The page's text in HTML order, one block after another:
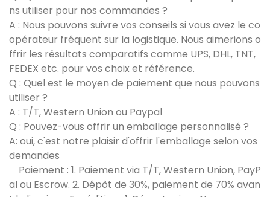
ns utiliser pour nos commandes ?
A : Nous pouvons suivre vos conseils si vous avez le co
opérateur fréquent sur la logistique. Nous aimerions o
ffrir les résultats comparatifs comme UPS, DHL, TNT,
FEDEX etc. pour vos choix et référence.
Q : Quel est le moyen de paiement que nous pouvons
utiliser ?
A : T/T, Western Union ou Paypal
Q : Pouvez-vous offrir un emballage personnalisé ?
A: oui, c'est notre plaisir d'offrir l'emballage selon vos
demandes
Paiement : 1. Paiement via T/T, Western Union, PayP
al ou Escrow. 2. Dépôt de 30%, paiement de 70% avan